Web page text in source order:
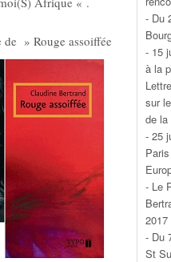
de » Rouge assoiffée
- Du
- 15
à la
sur
de la
- 25
- Le
2017
- Du
St